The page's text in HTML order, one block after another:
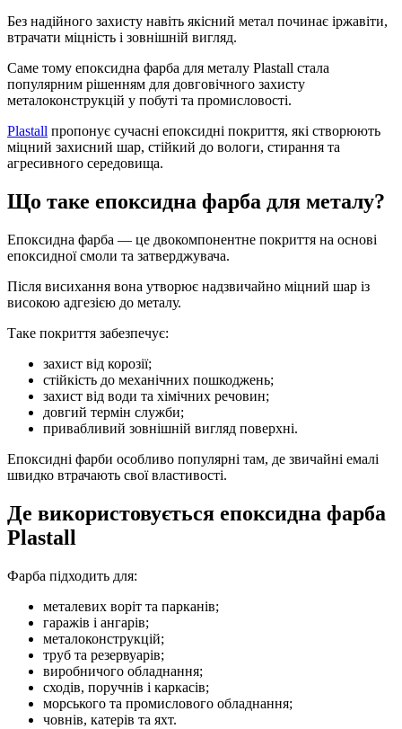
Без надійного захисту навіть якісний метал починає іржавіти,
втрачати міцність і зовнішній вигляд.
Саме тому епоксидна фарба для металу Plastall стала
популярним рішенням для довговічного захисту
металоконструкцій у побуті та промисловості.
Plastall пропонує сучасні епоксидні покриття, які створюють
міцний захисний шар, стійкий до вологи, стирання та
агресивного середовища.
Що таке епоксидна фарба для металу?
Епоксидна фарба — це двокомпонентне покриття на основі
епоксидної смоли та затверджувача.
Після висихання вона утворює надзвичайно міцний шар із
високою адгезією до металу.
Таке покриття забезпечує:
захист від корозії;
стійкість до механічних пошкоджень;
захист від води та хімічних речовин;
довгий термін служби;
привабливий зовнішній вигляд поверхні.
Епоксидні фарби особливо популярні там, де звичайні емалі
швидко втрачають свої властивості.
Де використовується епоксидна фарба
Plastall
Фарба підходить для:
металевих воріт та парканів;
гаражів і ангарів;
металоконструкцій;
труб та резервуарів;
виробничого обладнання;
сходів, поручнів і каркасів;
морського та промислового обладнання;
човнів, катерів та яхт.